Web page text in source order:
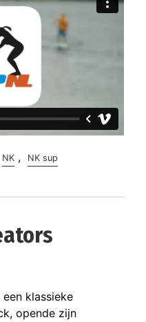
NK , NK sup
klassieke
opende zijn